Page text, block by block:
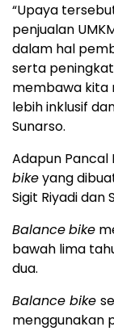
“Upaya
penjualan
dalam hal
serta
membawa kita
lebih inklusif
Sunarso.
Adapun Pancal
bikeyang
Sigit Riyadi dan
Balancebike
bawah lima
dua.
Balance bike
menggunakan